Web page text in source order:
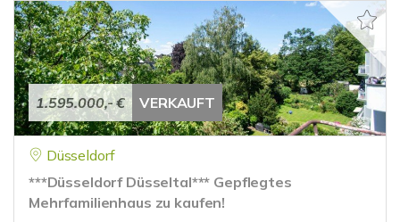
1.595.000,- € VERKAUFT
Düsseldorf
***Düsseldorf Düsseltal*** Gepflegtes
Mehrfamilienhaus zu kaufen!